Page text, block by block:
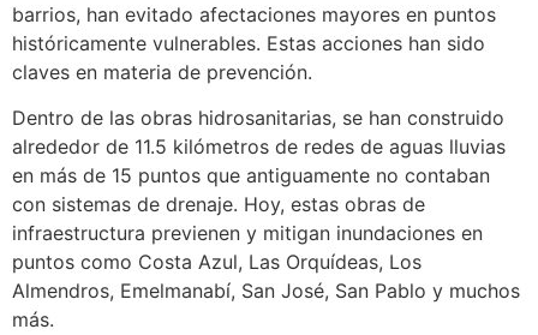
barrios, han evitado afectaciones mayores en puntos
históricamente vulnerables. Estas acciones han sido
claves en materia de prevención.
Dentro de las obras hidrosanitarias, se han construido
alrededor de 11.5 kilómetros de redes de aguas lluvias
en más de 15 puntos que antiguamente no contaban
con sistemas de drenaje. Hoy, estas obras de
infraestructura previenen y mitigan inundaciones en
puntos como Costa Azul, Las Orquídeas, Los
Almendros, Emelmanabí, San José, San Pablo y muchos
más.